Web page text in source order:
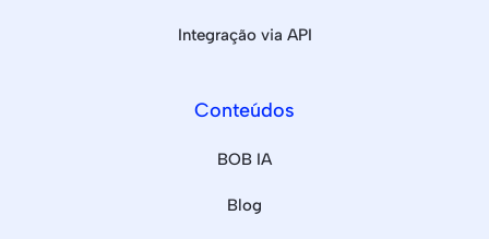
Integração via API
Conteúdos
BOB IA
Blog